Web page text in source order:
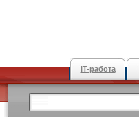
IT-работа